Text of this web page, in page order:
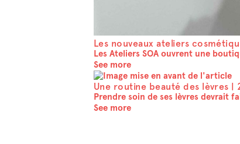
Les nouveaux ateliers
Les Ateliers SOA ouvrent une
See more
Une routine beauté des lèvres |
Prendre soin de ses lèvres devrait
See more